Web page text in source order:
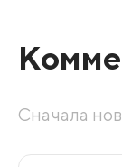
Сначала